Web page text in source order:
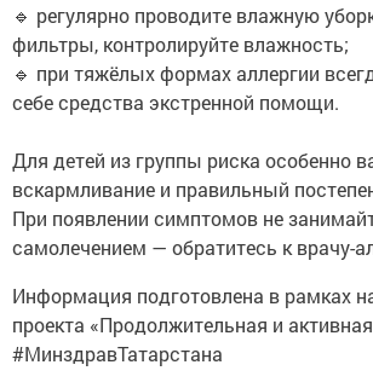
🔹 регулярно проводите влажную
фильтры, контролируйте влажность;
🔹 при тяжёлых формах аллергии
себе средства экстренной помощи.
Для детей из группы риска особенно
вскармливание и правильный
При появлении симптомов не
самолечением — обратитесь к врачу-
Информация подготовлена в рамках
проекта «Продолжительная и
#МинздравТатарстана